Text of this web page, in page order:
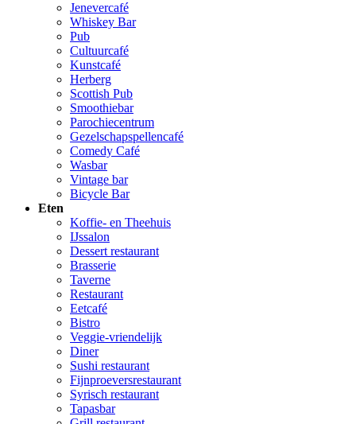
Jenevercafé
Whiskey Bar
Pub
Cultuurcafé
Kunstcafé
Herberg
Scottish Pub
Smoothiebar
Parochiecentrum
Gezelschapspellencafé
Comedy Café
Wasbar
Vintage bar
Bicycle Bar
Eten
Koffie- en Theehuis
IJssalon
Dessert restaurant
Brasserie
Taverne
Restaurant
Eetcafé
Bistro
Veggie-vriendelijk
Diner
Sushi restaurant
Fijnproeversrestaurant
Syrisch restaurant
Tapasbar